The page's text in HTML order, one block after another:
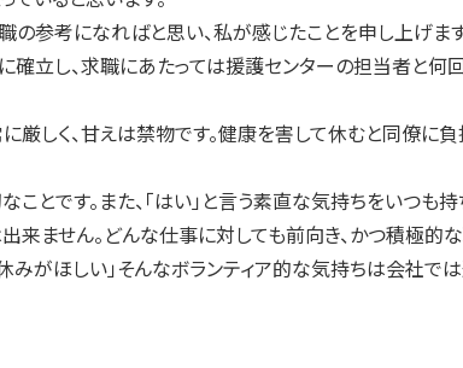
参考になればと思い、私が感じたことを申し上げます
立し、求職にあたっては援護センターの担当者と
しく、甘えは禁物です。健康を害して休むと同僚に
です。また、「はい」と言う素直な気持ちをいつも持
ません。どんな仕事に対しても前向き、かつ積極的
みがほしい」そんなボランティア的な気持ちは会社で